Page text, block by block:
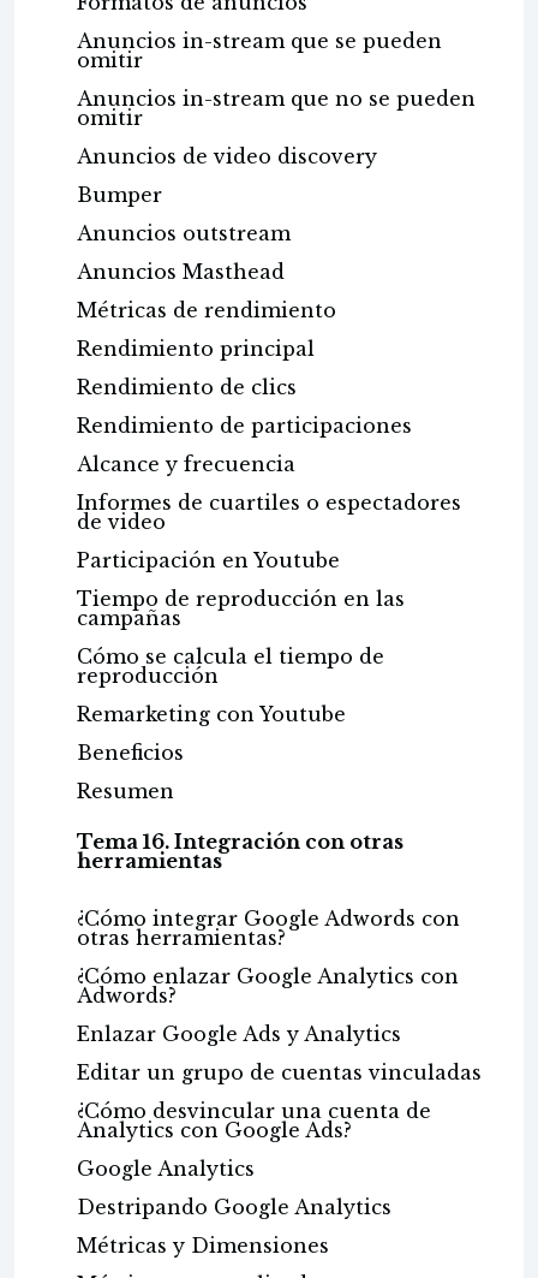
Anuncios in-stream que se pueden
omitir
Anuncios in-stream que no se pueden
omitir
Anuncios de video discovery
Bumper
Anuncios outstream
Anuncios Masthead
Métricas de rendimiento
Rendimiento principal
Rendimiento de clics
Rendimiento de participaciones
Alcance y frecuencia
Informes de cuartiles o espectadores
de video
Participación en Youtube
Tiempo de reproducción en las
campañas
Cómo se calcula el tiempo de
reproducción
Remarketing con Youtube
Beneficios
Resumen
Tema 16. Integración con otras
herramientas
¿Cómo integrar Google Adwords con
otras herramientas?
¿Cómo enlazar Google Analytics con
Adwords?
Enlazar Google Ads y Analytics
Editar un grupo de cuentas vinculadas
¿Cómo desvincular una cuenta de
Analytics con Google Ads?
Google Analytics
Destripando Google Analytics
Métricas y Dimensiones